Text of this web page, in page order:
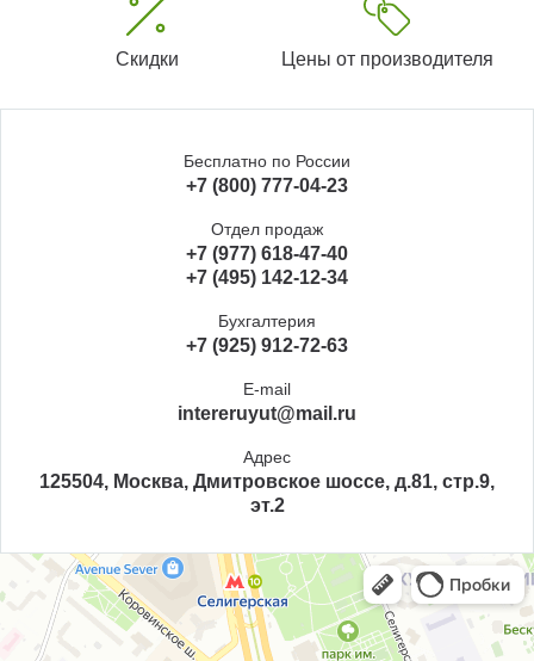
Скидки Цены от производителя
Бесплатно по России
+7 (800) 777-04-23
Отдел продаж
+7 (977) 618-47-40
+7 (495) 142-12-34
Бухгалтерия
+7 (925) 912-72-63
E-mail
intereruyut@mail.ru
Адрес
125504, Москва, Дмитровское шоссе, д.81, стр.9,
эт.2